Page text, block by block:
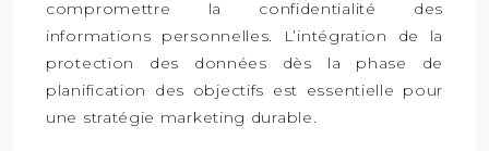
compromettre la confidentialité des
informations personnelles. L’intégration de la
protection des données dès la phase de
planification des objectifs est essentielle pour
une stratégie marketing durable.